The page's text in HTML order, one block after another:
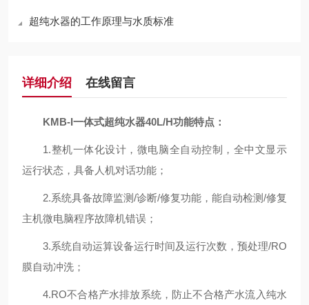
超纯水器的工作原理与水质标准
详细介绍 在线留言
KMB-I一体式超纯水器40L/H功能特点：
1.整机一体化设计，微电脑全自动控制，全中文显示
运行状态，具备人机对话功能；
2.系统具备故障监测/诊断/修复功能，能自动检测/修复
主机微电脑程序故障机错误；
3.系统自动运算设备运行时间及运行次数，预处理/RO
膜自动冲洗；
4.RO不合格产水排放系统，防止不合格产水流入纯水